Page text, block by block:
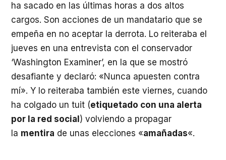
ha sacado en las últimas horas a dos altos
cargos. Son acciones de un mandatario que se
empeña en no aceptar la derrota. Lo reiteraba el
jueves en una entrevista con el conservador
‘Washington Examiner’, en la que se mostró
desafiante y declaró: «Nunca apuesten contra
mí». Y lo reiteraba también este viernes, cuando
ha colgado un tuit (etiquetado con una alerta
por la red social ) volviendo a propagar
la mentira de unas elecciones «amañadas«.